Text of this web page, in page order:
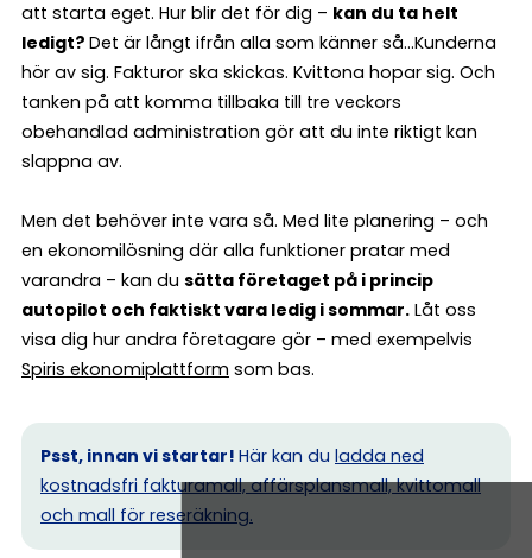
att starta eget. Hur blir det för dig – kan du ta helt
ledigt? Det är långt ifrån alla som känner så…Kunderna
hör av sig. Fakturor ska skickas. Kvittona hopar sig. Och
tanken på att komma tillbaka till tre veckors
obehandlad administration gör att du inte riktigt kan
slappna av.
Men det behöver inte vara så. Med lite planering – och
en ekonomilösning där alla funktioner pratar med
varandra – kan du sätta företaget på i princip
autopilot och faktiskt vara ledig i sommar. Låt oss
visa dig hur andra företagare gör – med exempelvis
Spiris ekonomiplattform som bas.
Psst, innan vi startar! Här kan du ladda ned
kostnadsfri fakturamall, affärsplansmall, kvittomall
och mall för reseräkning.